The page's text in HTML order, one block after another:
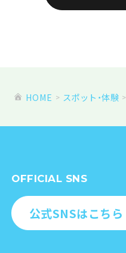
HOME スポット・体験
OFFICIAL SNS
公式SNSはこちら